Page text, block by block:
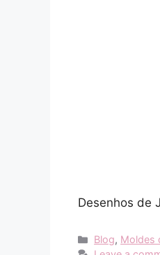
Desenhos de
Categories
Blog, Moldes